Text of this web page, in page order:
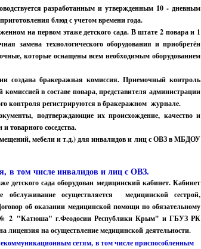
разработанным и утвержденным 10 - дневным
блюд с учетом времени года.
на первом этаже детского сада. В штате 2 повара и 1
замена технологического оборудования и приобретён
которые оснащены всем необходимым оборудованием
создана бракеражная комиссия. Приемочный контроль
в составе повара, представителя администрации
контроля регистрируются в бракеражном журнале.
подтверждающие их происхождение, качество и
товарного соседства.
мебели и т.д.) для инвалидов и лиц с ОВЗ в МБДОУ
в том числе инвалидов и лиц с ОВЗ.
детского сада оборудован медицинский кабинет. Кабинет
обслуживание осуществляется медицинской сестрой,
об оказании медицинской помощи по обязательному
2 "Катюша" г.Феодосии Республики Крым'' и ГБУЗ РК
лицензия на осуществление медицинской деятельности.
сетям, в том числе приспособленным